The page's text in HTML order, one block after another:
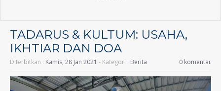
TADARUS & KULTUM: USAHA,
IKHTIAR DAN DOA
Diterbitkan : Kamis, 28 Jan 2021 - Kategori : Berita 0 komentar